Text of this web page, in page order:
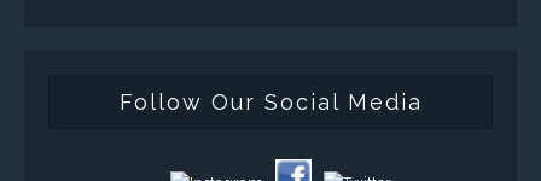
Follow Our Social Media